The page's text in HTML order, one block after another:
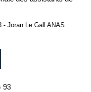
- Joran Le Gall ANAS
93